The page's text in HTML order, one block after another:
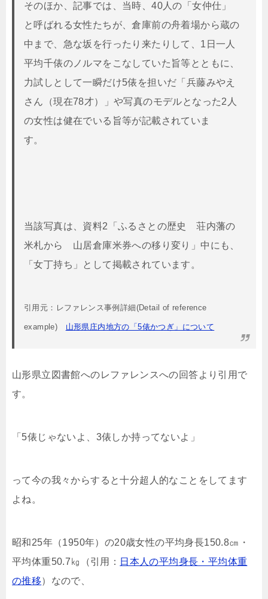
そのほか、記事では、当時、40人の「女仲仕」
と呼ばれる女性たちが、倉庫前の舟着場から蔵の
中まで、急な坂を行ったり来たりして、1日一人
平均千俵のノルマをこなしていた旨等とともに、
力試しとして一瞬だけ5俵を担いだ「兵藤みやえ
さん（現在78才）」や写真のモデルとなった2人
の女性は健在でいる旨等が記載されていま
す。
当該写真は、資料2「ふるさとの歴史 荘内藩の
米札から 山居倉庫米券への移り変り」中にも、
「女丁持ち」として掲載されています。
引用元：レファレンス事例詳細(Detail of reference
example) 山形県庄内地方の「5俵かつぎ」について
山形県立図書館へのレファレンスへの回答より引用で
す。
「5俵じゃないよ、3俵しか持ってないよ」
って今の我々からすると十分超人的なことをしてます
よね。
昭和25年（1950年）の20歳女性の平均身長150.8㎝・
平均体重50.7㎏（引用： 日本人の平均身長・平均体重
の推移）なので、